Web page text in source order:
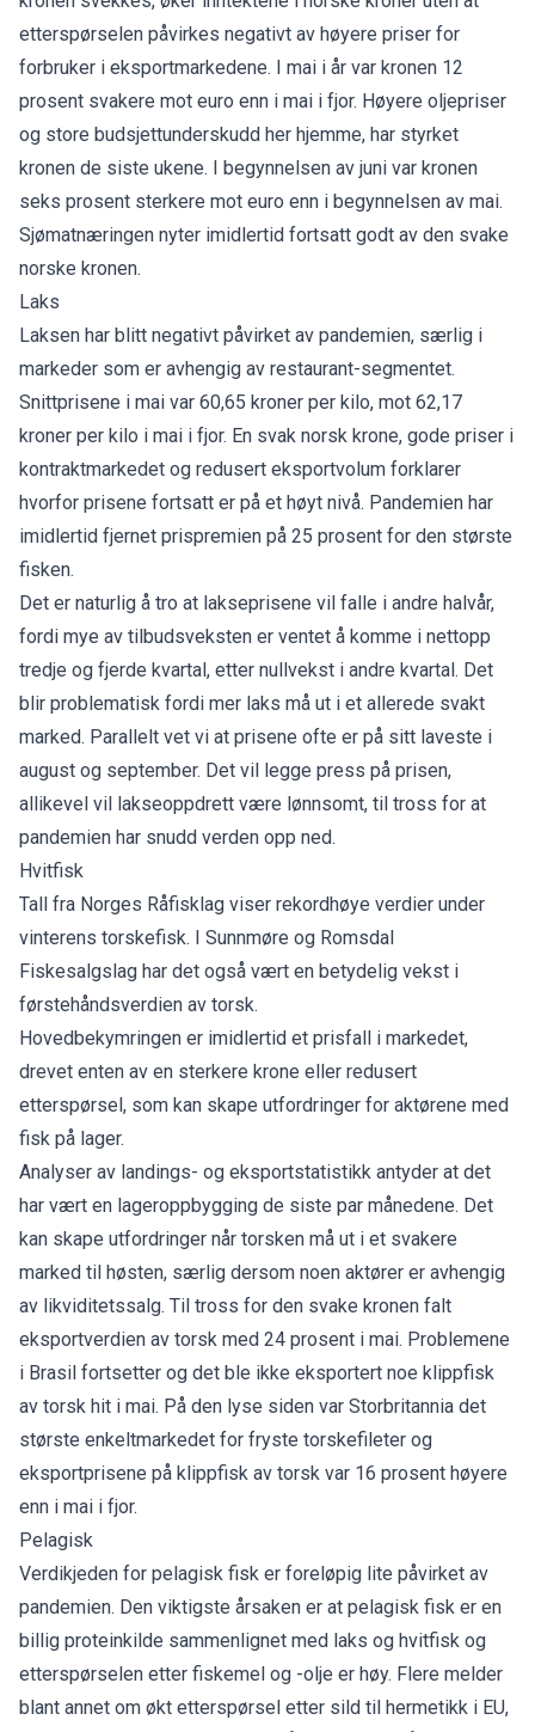
etterspørselen påvirkes negativt av høyere priser for
forbruker i eksportmarkedene. I mai i år var kronen 12
prosent svakere mot euro enn i mai i fjor. Høyere oljepriser
og store budsjettunderskudd her hjemme, har styrket
kronen de siste ukene. I begynnelsen av juni var kronen
seks prosent sterkere mot euro enn i begynnelsen av mai.
Sjømatnæringen nyter imidlertid fortsatt godt av den svake
norske kronen.
Laks
Laksen har blitt negativt påvirket av pandemien, særlig i
markeder som er avhengig av restaurant-segmentet.
Snittprisene i mai var 60,65 kroner per kilo, mot 62,17
kroner per kilo i mai i fjor. En svak norsk krone, gode priser i
kontraktmarkedet og redusert eksportvolum forklarer
hvorfor prisene fortsatt er på et høyt nivå. Pandemien har
imidlertid fjernet prispremien på 25 prosent for den største
fisken.
Det er naturlig å tro at lakseprisene vil falle i andre halvår,
fordi mye av tilbudsveksten er ventet å komme i nettopp
tredje og fjerde kvartal, etter nullvekst i andre kvartal. Det
blir problematisk fordi mer laks må ut i et allerede svakt
marked. Parallelt vet vi at prisene ofte er på sitt laveste i
august og september. Det vil legge press på prisen,
allikevel vil lakseoppdrett være lønnsomt, til tross for at
pandemien har snudd verden opp ned.
Hvitfisk
Tall fra Norges Råfisklag viser rekordhøye verdier under
vinterens torskefisk. I Sunnmøre og Romsdal
Fiskesalgslag har det også vært en betydelig vekst i
førstehåndsverdien av torsk.
Hovedbekymringen er imidlertid et prisfall i markedet,
drevet enten av en sterkere krone eller redusert
etterspørsel, som kan skape utfordringer for aktørene med
fisk på lager.
Analyser av landings- og eksportstatistikk antyder at det
har vært en lageroppbygging de siste par månedene. Det
kan skape utfordringer når torsken må ut i et svakere
marked til høsten, særlig dersom noen aktører er avhengig
av likviditetssalg. Til tross for den svake kronen falt
eksportverdien av torsk med 24 prosent i mai. Problemene
i Brasil fortsetter og det ble ikke eksportert noe klippfisk
av torsk hit i mai. På den lyse siden var Storbritannia det
største enkeltmarkedet for fryste torskefileter og
eksportprisene på klippfisk av torsk var 16 prosent høyere
enn i mai i fjor.
Pelagisk
Verdikjeden for pelagisk fisk er foreløpig lite påvirket av
pandemien. Den viktigste årsaken er at pelagisk fisk er en
billig proteinkilde sammenlignet med laks og hvitfisk og
etterspørselen etter fiskemel og -olje er høy. Flere melder
blant annet om økt etterspørsel etter sild til hermetikk i EU,